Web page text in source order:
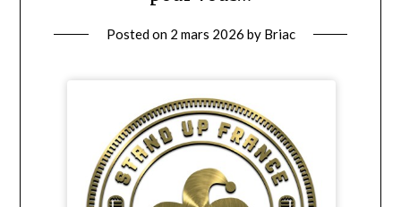
Posted on 2 mars 2026 by Briac